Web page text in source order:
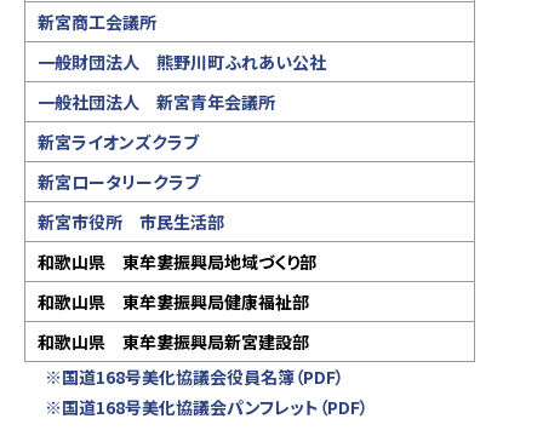
新宮商工会議所
一般財団法人 熊野川町ふれあい公社
一般社団法人 新宮青年会議所
新宮ライオンズクラブ
新宮ロータリークラブ
新宮市役所 市民生活部
和歌山県 東牟婁振興局地域づくり部
和歌山県 東牟婁振興局健康福祉部
和歌山県 東牟婁振興局新宮建設部
※国道168号美化協議会役員名簿（PDF）
※国道168号美化協議会パンフレット（PDF）